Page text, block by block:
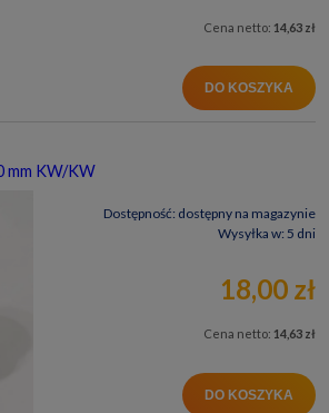
Cena netto: 14,63 zł
DO KOSZYKA
mm KW/KW
Dostępność: dostępny na magazynie
Wysyłka w: 5 dni
18,00 zł
Cena netto: 14,63 zł
DO KOSZYKA